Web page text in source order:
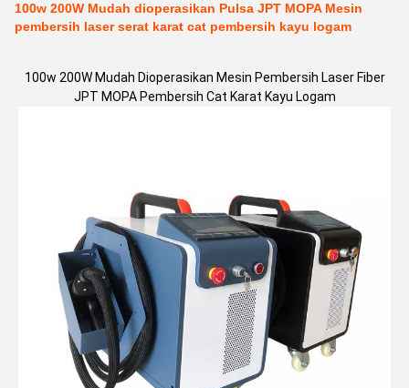
100w 200W Mudah dioperasikan Pulsa JPT MOPA Mesin
pembersih laser serat karat cat pembersih kayu logam
100w 200W Mudah Dioperasikan Mesin Pembersih Laser Fiber
JPT MOPA Pembersih Cat Karat Kayu Logam